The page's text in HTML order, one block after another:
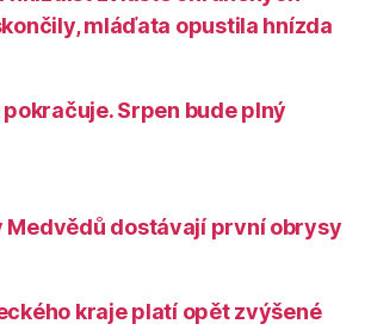
mláďata opustila hnízda
Srpen bude plný
Medvědů dostávají první obrysy
kraje platí opět zvýšené